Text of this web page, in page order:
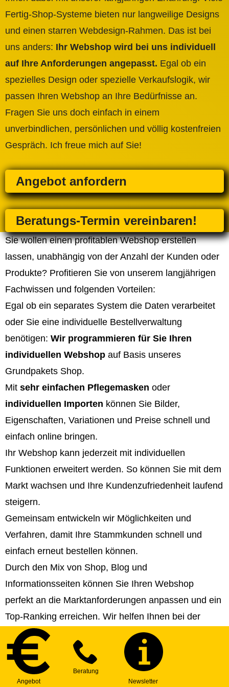
Fertig-Shop-Systeme bieten nur langweilige Designs
und einen starren Webdesign-Rahmen. Das ist bei
uns anders: Ihr Webshop wird bei uns individuell
auf Ihre Anforderungen angepasst. Egal ob ein
spezielles Design oder spezielle Verkaufslogik, wir
passen Ihren Webshop an Ihre Bedürfnisse an.
Fragen Sie uns doch einfach in einem
unverbindlichen, persönlichen und völlig kostenfreien
Gespräch. Ich freue mich auf Sie!
Angebot anfordern
Beratungs-Termin vereinbaren!
Sie wollen einen profitablen Webshop erstellen
lassen, unabhängig von der Anzahl der Kunden oder
Produkte? Profitieren Sie von unserem langjährigen
Fachwissen und folgenden Vorteilen:
Egal ob ein separates System die Daten verarbeitet
oder Sie eine individuelle Bestellverwaltung
benötigen: Wir programmieren für Sie Ihren
individuellen Webshop auf Basis unseres
Grundpakets Shop.
Mit sehr einfachen Pflegemasken oder
individuellen Importen können Sie Bilder,
Eigenschaften, Variationen und Preise schnell und
einfach online bringen.
Ihr Webshop kann jederzeit mit individuellen
Funktionen erweitert werden. So können Sie mit dem
Markt wachsen und Ihre Kundenzufriedenheit laufend
steigern.
Gemeinsam entwickeln wir Möglichkeiten und
Verfahren, damit Ihre Stammkunden schnell und
einfach erneut bestellen können.
Durch den Mix von Shop, Blog und
Informationsseiten können Sie Ihren Webshop
perfekt an die Marktanforderungen anpassen und ein
Top-Ranking erreichen. Wir helfen Ihnen bei der
Strategie- und Contenterstellung!
Sie können Ihren Webshop in beliebig viele Sprachen
veröffentlichen und somit internationale Märkte
erschließen.